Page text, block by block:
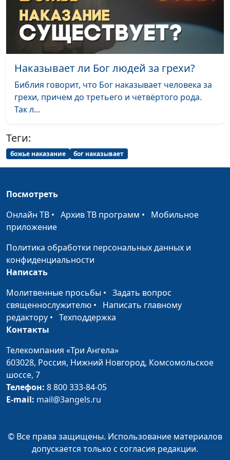
священнослужитель и
Итак, что такое
Евангелие?
Юлия Уткина, Николай
Кунцевич,
Елена Варнавская
Слишком хорошо,
чтобы в это поверить
Юлия Уткина, Николай
Как искоренить в себе
неверие?
Юлия Уткина, Николай
Почему для всех
людей важно Христово
воскресение
Юлия Уткина, Николай
Кунцевич,
Елена Варнавская
Победа смерти или
Что ждет
человечество?
священнослужитель и
Елена Варнавская
Можно ли победить
священнослужитель и
Елена Варнавская
Прости нам, ибо не
знаем, что делаем
Избавление от
проклятья
Юлия Уткина, Николай
Кунцевич,
#73
Наказывает ли Бог людей за грехи?
Библия говорит, что Бог наказывает человека за
грехи, причем до третьего и четвёртого рода.
Так л...
Теги:
божье наказание бог наказывает
Посмотреть
Онлайн ТВ • Архив ТВ программ • Мобильное
приложение
Политика обработки персональных данных и
конфиденциальности
Написать
Молитвенные просьбы • Задать вопрос
священнослужителю • Написать главному
редактору • Техподдержка
Контакты
Телекомпания «Три Ангела»
603028, Россия, Нижний Новгород, Комсомольское
шоссе, 7
Телефон: 8 800 333-84-05
E-mail: mail@3angels.ru
© Все права защищены. Использование материалов
допускается только с согласия редакции.